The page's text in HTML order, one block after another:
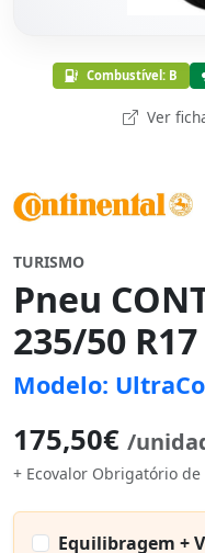
Combustível: B
Ver
TURISMO
Pneu
235/50
Modelo:
175,50€ /
+ Ecovalor Obrigatório de
Equilibragem +